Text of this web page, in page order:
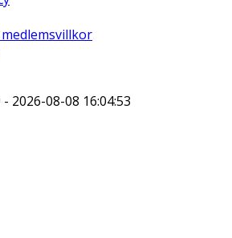
- 2026-08-08 16:04:53